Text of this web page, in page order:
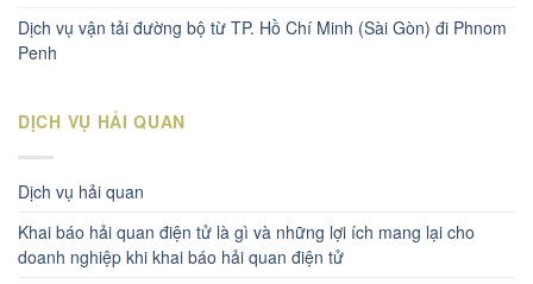
Dịch vụ vận tải đường bộ từ TP. Hồ Chí Minh (Sài Gòn) đi Phnom
Penh
DỊCH VỤ HẢI QUAN
Dịch vụ hải quan
Khai báo hải quan điện tử là gì và những lợi ích mang lại cho
doanh nghiệp khi khai báo hải quan điện tử